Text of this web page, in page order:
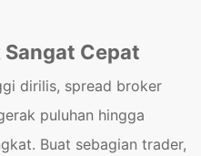
Cepat
dirilis, spread broker
puluhan hingga
Buat sebagian trader,